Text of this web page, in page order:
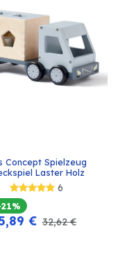
Concept Spielzeug
Laster Holz
6
€ 32,62€